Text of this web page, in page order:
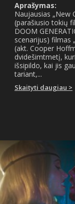
Aprašymas:
Naujausias „New
(parašiusio tokių
DOOM
scenarijus) filmas
(akt. Cooper
dvidešimtmetį,
išsipildo, kai jis
tariant,...
Skaityti daugiau >